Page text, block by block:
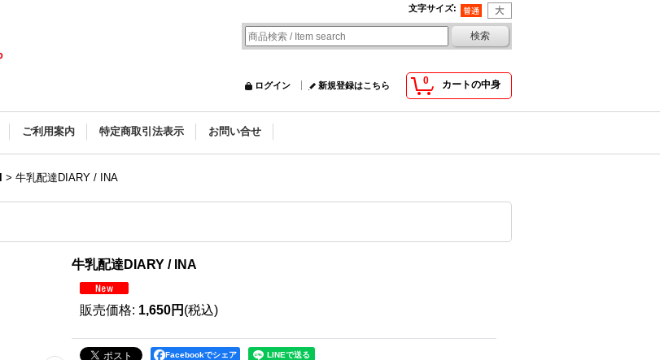
文字サイズ:
0 カートの中身
ログイン 新規登録はこちら
ご利用案内 特定商取引法表示 お問い合せ
> 牛乳配達DIARY / INA
牛乳配達DIARY / INA
販売価格: 1,650円 (税込)
Facebookでシェア